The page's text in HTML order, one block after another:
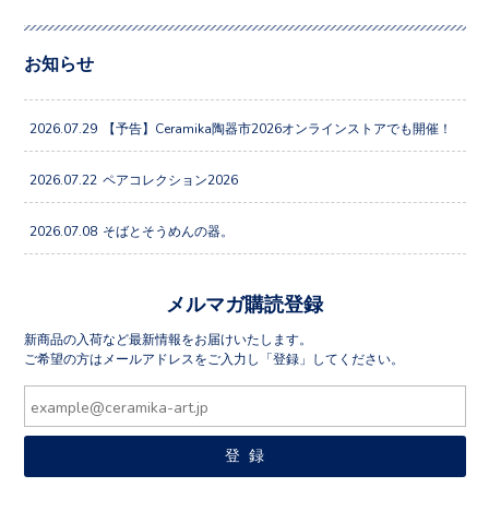
お知らせ
2026.07.29 【予告】Ceramika陶器市2026オンラインストアでも開催！
2026.07.22 ペアコレクション2026
2026.07.08 そばとそうめんの器。
メルマガ購読登録
新商品の入荷など最新情報をお届けいたします。
ご希望の方はメールアドレスをご入力し「登録」してください。